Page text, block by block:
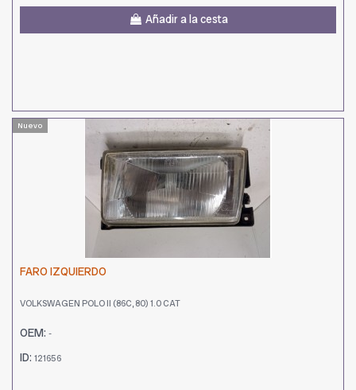
Añadir a la cesta
Nuevo
FARO IZQUIERDO
VOLKSWAGEN POLO II (86C, 80) 1.0 CAT
OEM: -
ID: 121656